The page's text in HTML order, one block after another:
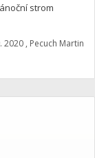
strom
2020 , Pecuch Martin